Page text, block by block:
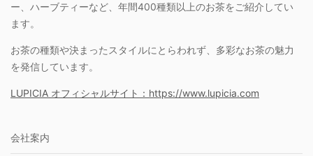
ー、ハーブティーなど、年間400種類以上のお茶をご紹介してい
ます。
お茶の種類や決まったスタイルにとらわれず、多彩なお茶の魅力
を発信しています。
LUPICIA オフィシャルサイト：https://www.lupicia.com
会社案内